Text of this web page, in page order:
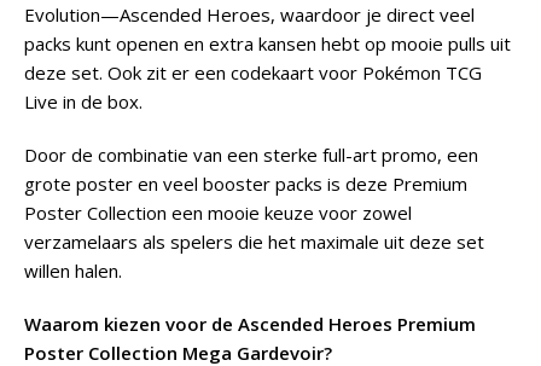
Evolution—Ascended Heroes, waardoor je direct veel
packs kunt openen en extra kansen hebt op mooie pulls uit
deze set. Ook zit er een codekaart voor Pokémon TCG
Live in de box.
Door de combinatie van een sterke full-art promo, een
grote poster en veel booster packs is deze Premium
Poster Collection een mooie keuze voor zowel
verzamelaars als spelers die het maximale uit deze set
willen halen.
Waarom kiezen voor de Ascended Heroes Premium
Poster Collection Mega Gardevoir?